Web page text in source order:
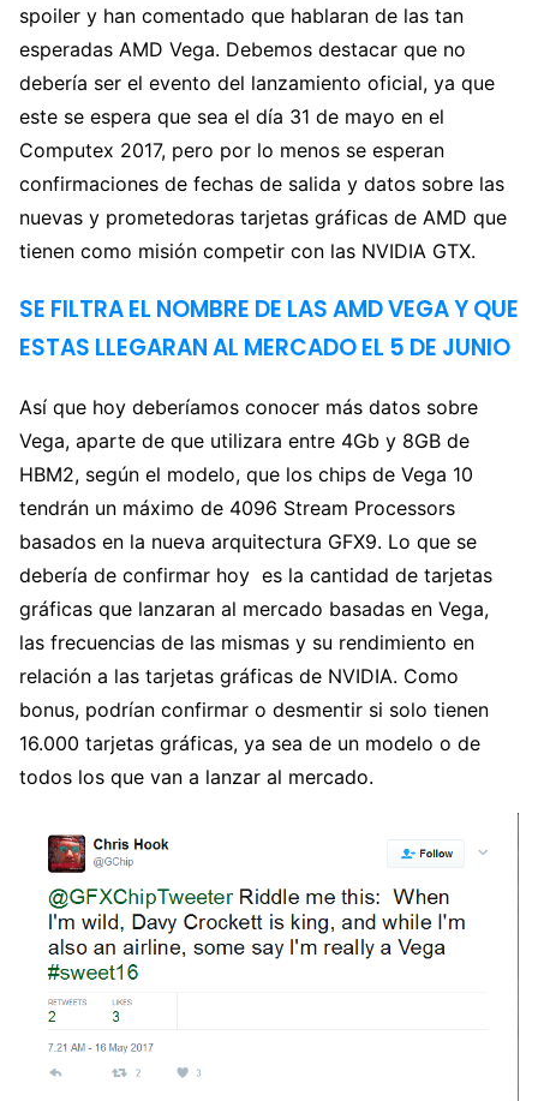
spoiler y han comentado que hablaran de las tan
esperadas AMD Vega. Debemos destacar que no
debería ser el evento del lanzamiento oficial, ya que
este se espera que sea el día 31 de mayo en el
Computex 2017, pero por lo menos se esperan
confirmaciones de fechas de salida y datos sobre las
nuevas y prometedoras tarjetas gráficas de AMD que
tienen como misión competir con las NVIDIA GTX.
SE FILTRA EL NOMBRE DE LAS AMD VEGA Y QUE
ESTAS LLEGARAN AL MERCADO EL 5 DE JUNIO
Así que hoy deberíamos conocer más datos sobre
Vega, aparte de que utilizara entre 4Gb y 8GB de
HBM2, según el modelo, que los chips de Vega 10
tendrán un máximo de 4096 Stream Processors
basados en la nueva arquitectura GFX9. Lo que se
debería de confirmar hoy es la cantidad de tarjetas
gráficas que lanzaran al mercado basadas en Vega,
las frecuencias de las mismas y su rendimiento en
relación a las tarjetas gráficas de NVIDIA. Como
bonus, podrían confirmar o desmentir si solo tienen
16.000 tarjetas gráficas, ya sea de un modelo o de
todos los que van a lanzar al mercado.